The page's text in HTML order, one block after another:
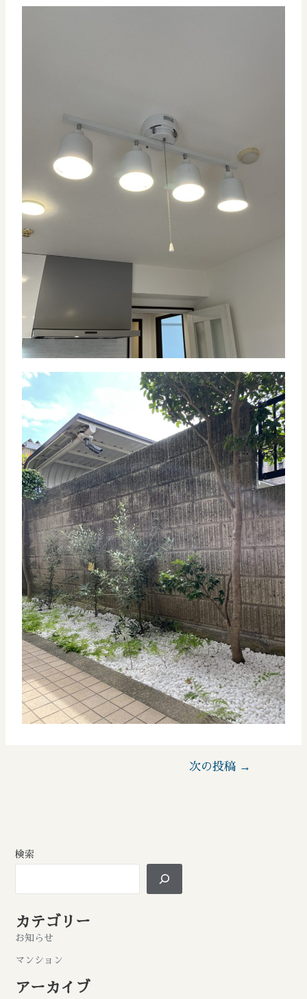
次の投稿 →
検索
カテゴリー
お知らせ
マンション
アーカイブ